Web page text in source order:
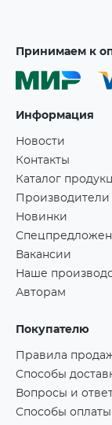
Принимаем к
Информация
Новости
Контакты
Каталог
Производители
Новинки
Вакансии
Наше
Авторам
Покупателю
Правила
Способы
Вопросы и
Способы оплаты